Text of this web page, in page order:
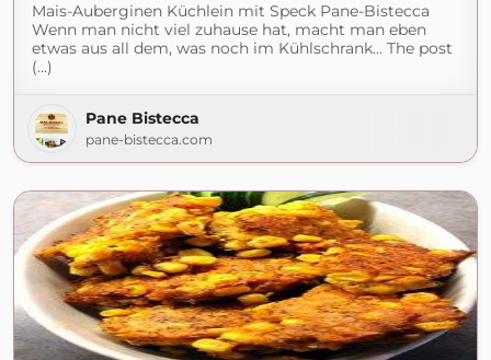
Mais-Auberginen Küchlein mit Speck Pane-Bistecca
Wenn man nicht viel zuhause hat, macht man eben
etwas aus all dem, was noch im Kühlschrank... The post
(...)
Pane Bistecca
pane-bistecca.com